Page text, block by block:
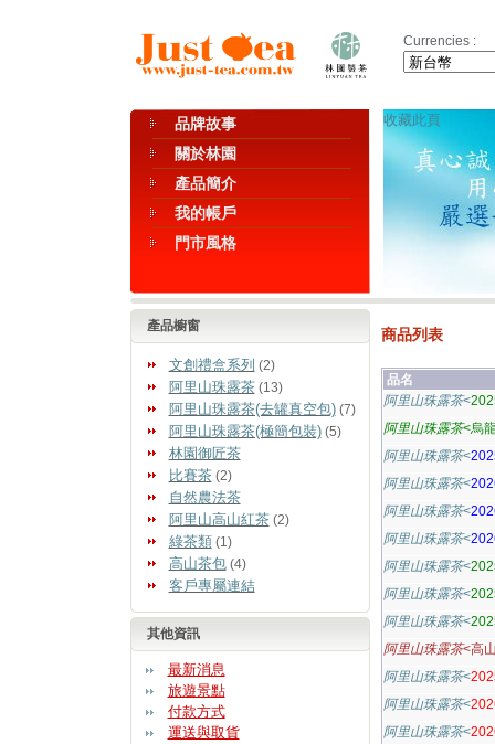
Currencies :
品牌故事
關於林園
產品簡介
我的帳戶
門市風格
收藏此頁
產品櫥窗
文創禮盒系列 (2)
阿里山珠露茶(13)
阿里山珠露茶(去罐真空包)(7)
阿里山珠露茶(極簡包裝)(5)
林園御匠茶
比賽茶(2)
自然農法茶
阿里山高山紅茶(2)
綠茶類 (1)
高山茶包(4)
客戶專屬連結
其他資訊
最新消息
旅遊景點
付款方式
運送與取貨
商品列表
品名
阿里山珠露茶<
阿里山珠露茶<烏
阿里山珠露茶<
阿里山珠露茶<
阿里山珠露茶<
阿里山珠露茶<
阿里山珠露茶<
阿里山珠露茶<
阿里山珠露茶<
阿里山珠露茶<高
阿里山珠露茶<
阿里山珠露茶<
阿里山珠露茶<